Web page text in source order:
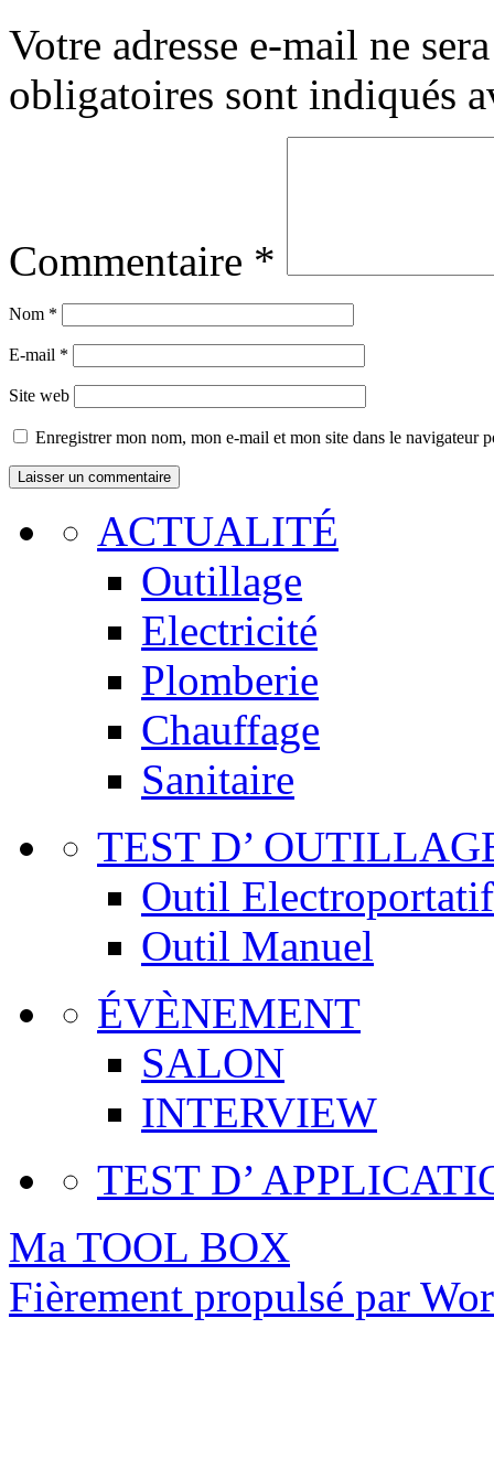
Votre adresse e-mail ne
obligatoires sont indiqués
Commentaire *
Nom *
E-mail *
Site web
Enregistrer mon nom, mon e-mail et mon site dans le navigateur
ACTUALITÉ
Outillage
Electricité
Plomberie
Chauffage
Sanitaire
TEST D’
Outil Electroportatif
Outil Manuel
ÉVÈNEMENT
SALON
INTERVIEW
TEST D’
Ma TOOL BOX
Fièrement propulsé par